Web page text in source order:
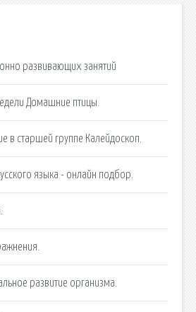
развивающих занятий
Домашние птицы.
в старшей группе Калейдоскоп.
языка - онлайн подбор.
развитие организма.